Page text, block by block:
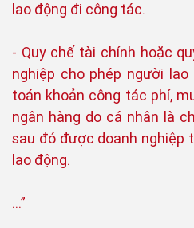
lao động đi công tác.
- Quy chế tài chính hoặc
nghiệp cho phép người
toán khoản công tác phí,
ngân hàng do cá nhân là
sau đó được doanh nghiệp
lao động.
…”